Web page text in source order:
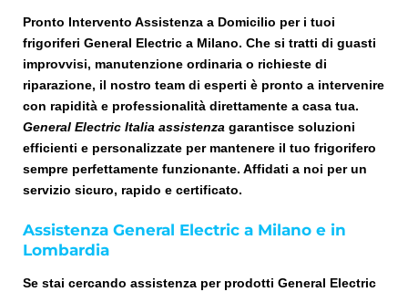
Pronto Intervento Assistenza a Domicilio per i tuoi
frigoriferi General Electric a Milano. Che si tratti di guasti
improvvisi, manutenzione ordinaria o richieste di
riparazione, il nostro team di esperti è pronto a intervenire
con rapidità e professionalità direttamente a casa tua.
General Electric Italia assistenza garantisce soluzioni
efficienti e personalizzate per mantenere il tuo frigorifero
sempre perfettamente funzionante. Affidati a noi per un
servizio sicuro, rapido e certificato.
Assistenza General Electric a Milano e in
Lombardia
Se stai cercando assistenza per prodotti General Electric